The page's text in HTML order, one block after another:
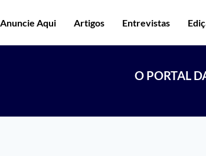
Anuncie Aqui Artigos Entrevistas
O PORTAL